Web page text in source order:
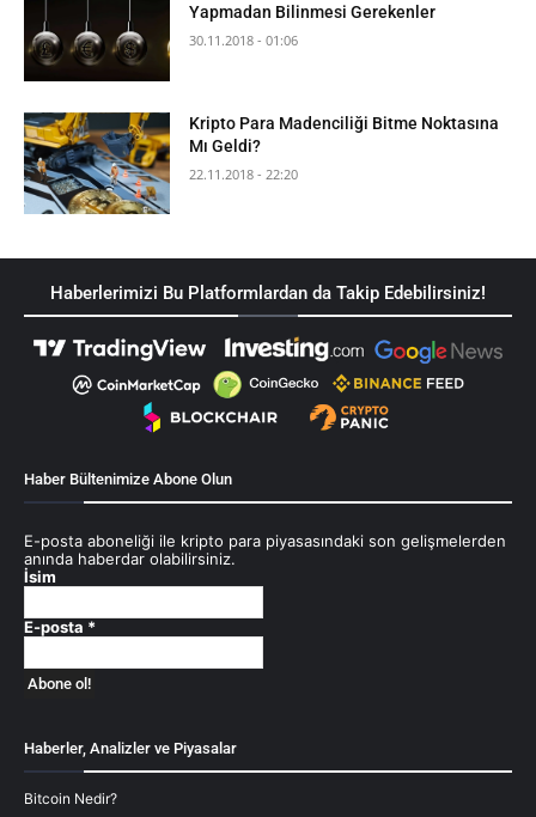
Yapmadan Bilinmesi Gerekenler
30.11.2018 - 01:06
Kripto Para Madenciliği Bitme Noktasına
Mı Geldi?
22.11.2018 - 22:20
Haberlerimizi Bu Platformlardan da Takip Edebilirsiniz!
Haber Bültenimize Abone Olun
E-posta aboneliği ile kripto para piyasasındaki son gelişmelerden
anında haberdar olabilirsiniz.
İsim
E-posta *
Haberler, Analizler ve Piyasalar
Bitcoin Nedir?